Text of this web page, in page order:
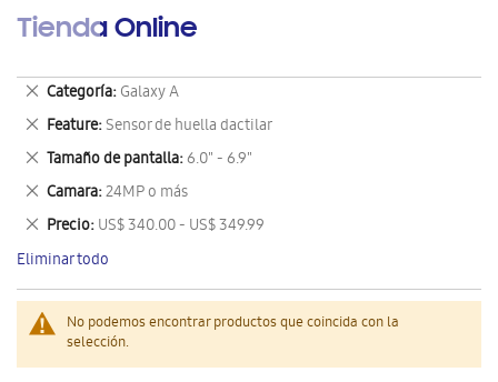
Tienda Online
No podemos encontrar productos que coincida con la
selección.
Categoría Galaxy A
Eliminar
este
artículo
Feature Sensor de huella dactilar
Eliminar
este
artículo
Tamaño de pantalla 6.0" - 6.9"
Eliminar
este
artículo
Camara 24MP o más
Eliminar
este
artículo
Precio US$ 340.00 - US$ 349.99
Eliminar
este
artículo
Eliminar todo